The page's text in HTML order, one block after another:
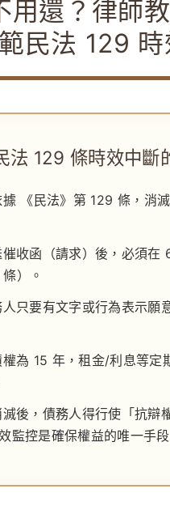
用還？律師
民法 129
法 129 條時效中斷
據 《民法》第 129 條 ，消
收函（請求）後，必須在
）。
只要有文字或行為表示願
權為 15 年，租金/利息等
滅後，債務人得行使「抗辯
監控是確保權益的唯一手段